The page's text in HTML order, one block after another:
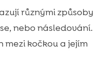
různými způsoby
nebo následování.
mezi kočkou a jejím